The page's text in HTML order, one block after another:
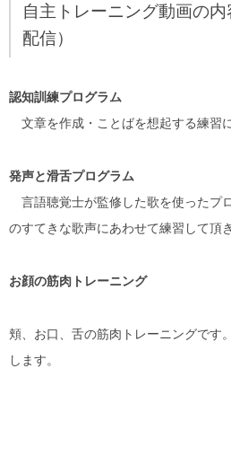
自主トレーニング動画の
配信）
認知訓練プログラム
文章を作成・ことばを想起する練習
発声と滑舌プログラム
言語聴覚士が監修した歌を使ったプ
のすてきな歌声にあわせて練習して頂
お顔の筋肉トレーニング
頬、お口、舌の筋肉トレーニングです
します。